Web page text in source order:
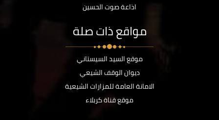
اذاعة صوت الحسين
مواقع ذات صلة
موقع السيد السيستاني
ديوان الوقف الشيعي
الامانة العامة للمزارات الشيعية
موقع قناة كربلاء